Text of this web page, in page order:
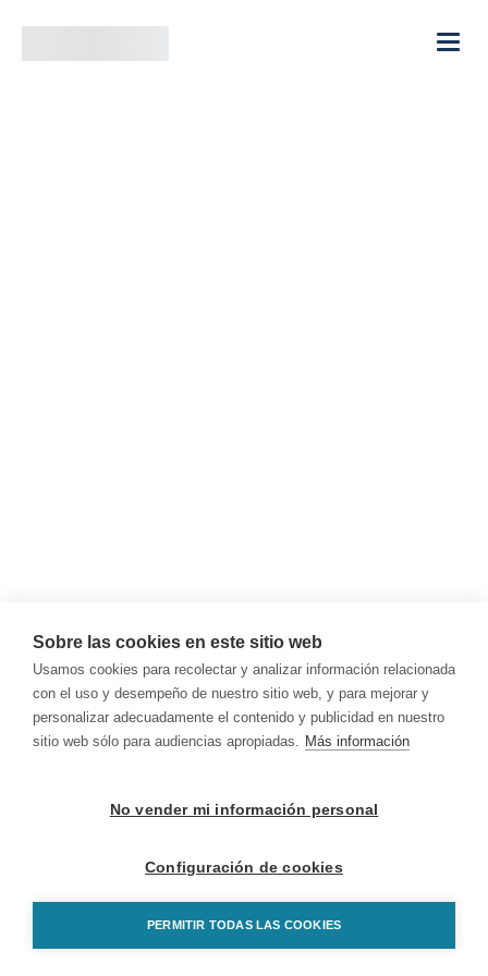
Sobre las cookies en este sitio web
Usamos cookies para recolectar y analizar información relacionada
con el uso y desempeño de nuestro sitio web, y para mejorar y
personalizar adecuadamente el contenido y publicidad en nuestro
sitio web sólo para audiencias apropiadas. Más información
No vender mi información personal
Configuración de cookies
PERMITIR TODAS LAS COOKIES